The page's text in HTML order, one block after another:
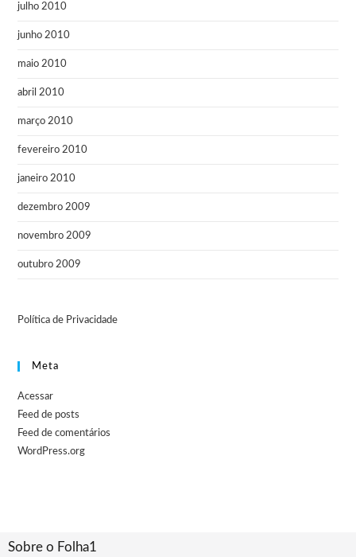
julho 2010
junho 2010
maio 2010
abril 2010
março 2010
fevereiro 2010
janeiro 2010
dezembro 2009
novembro 2009
outubro 2009
Política de Privacidade
Meta
Acessar
Feed de posts
Feed de comentários
WordPress.org
Sobre o Folha1